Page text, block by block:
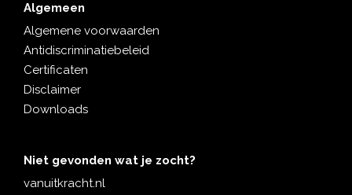
Algemeen
Algemene voorwaarden
Antidiscriminatiebeleid
Certificaten
Disclaimer
Downloads
Niet gevonden wat je zocht?
vanuitkracht.nl